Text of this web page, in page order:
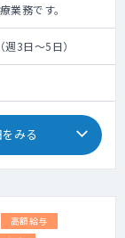
業務です。
3日～5日）
みる
高額給与